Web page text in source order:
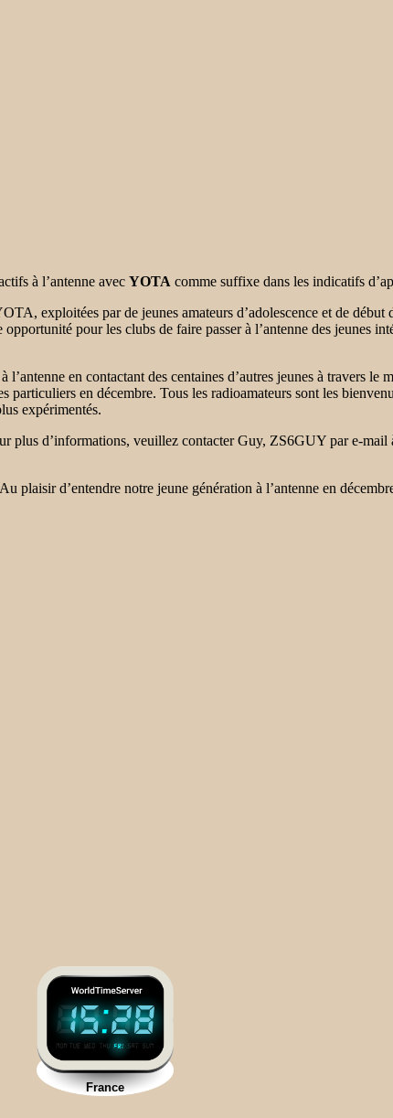
à l’antenne avec YOTA comme suffixe dans les indicatifs
exploitées par de jeunes amateurs d’adolescence et de
pour les clubs de faire passer à l’antenne des jeunes
en contactant des centaines d’autres jeunes à travers
particuliers en décembre. Tous les radioamateurs sont les
expérimentés.
d’informations, veuillez contacter Guy, ZS6GUY par e-
plaisir d’entendre notre jeune génération à l’antenne en